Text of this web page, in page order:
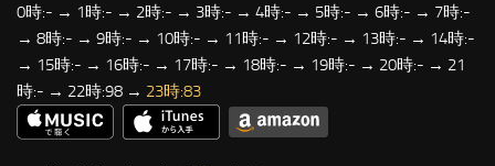
0時:- → 1時:- → 2時:- → 3時:- → 4時:- → 5時:- → 6時:- → 7時:-
→ 8時:- → 9時:- → 10時:- → 11時:- → 12時:- → 13時:- → 14時:-
→ 15時:- → 16時:- → 17時:- → 18時:- → 19時:- → 20時:- → 21
時:- → 22時:98 → 23時:83